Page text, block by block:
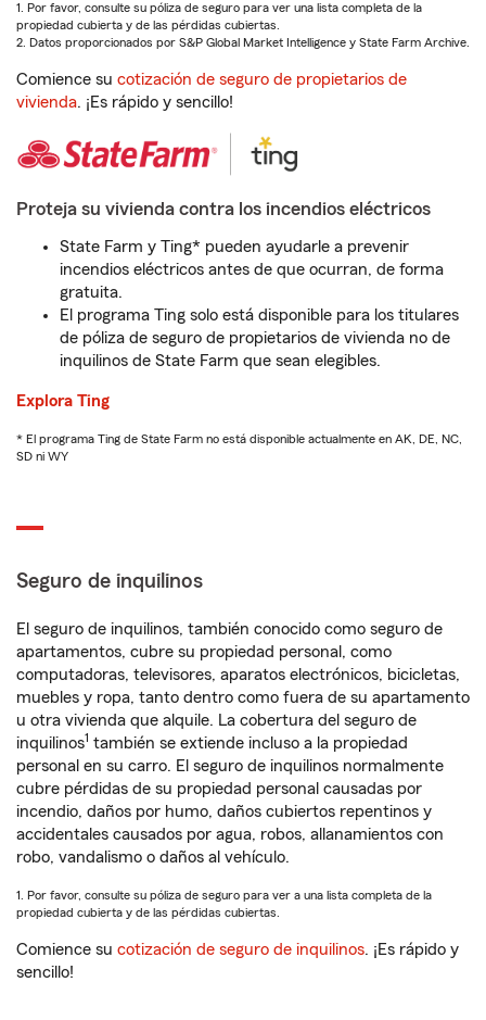
1. Por favor, consulte su póliza de seguro para ver una lista completa de la
propiedad cubierta y de las pérdidas cubiertas.
2. Datos proporcionados por S&P Global Market Intelligence y State Farm Archive.
Comience su cotización de seguro de propietarios de
vivienda. ¡Es rápido y sencillo!
Proteja su vivienda contra los incendios eléctricos
State Farm y Ting* pueden ayudarle a prevenir
incendios eléctricos antes de que ocurran, de forma
gratuita.
El programa Ting solo está disponible para los titulares
de póliza de seguro de propietarios de vivienda no de
inquilinos de State Farm que sean elegibles.
Explora Ting
* El programa Ting de State Farm no está disponible actualmente en AK, DE, NC,
SD ni WY
Seguro de inquilinos
El seguro de inquilinos, también conocido como seguro de
apartamentos, cubre su propiedad personal, como
computadoras, televisores, aparatos electrónicos, bicicletas,
muebles y ropa, tanto dentro como fuera de su apartamento
u otra vivienda que alquile. La cobertura del seguro de
inquilinos1 también se extiende incluso a la propiedad
personal en su carro. El seguro de inquilinos normalmente
cubre pérdidas de su propiedad personal causadas por
incendio, daños por humo, daños cubiertos repentinos y
accidentales causados por agua, robos, allanamientos con
robo, vandalismo o daños al vehículo.
1. Por favor, consulte su póliza de seguro para ver a una lista completa de la
propiedad cubierta y de las pérdidas cubiertas.
Comience su cotización de seguro de inquilinos. ¡Es rápido y
sencillo!